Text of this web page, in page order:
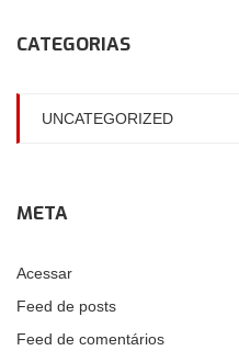
CATEGORIAS
UNCATEGORIZED
META
Acessar
Feed de posts
Feed de comentários